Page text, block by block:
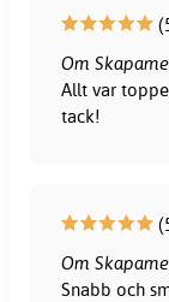
Om
Allt var
tack!
Om
Snabb och